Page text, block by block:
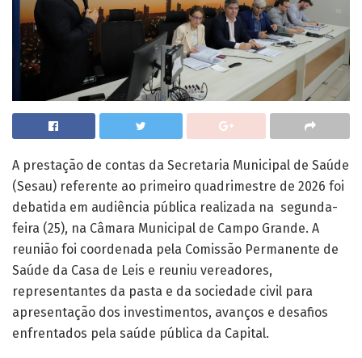
A prestação de contas da Secretaria Municipal de Saúde
(Sesau) referente ao primeiro quadrimestre de 2026 foi
debatida em audiência pública realizada na segunda-
feira (25), na Câmara Municipal de Campo Grande. A
reunião foi coordenada pela Comissão Permanente de
Saúde da Casa de Leis e reuniu vereadores,
representantes da pasta e da sociedade civil para
apresentação dos investimentos, avanços e desafios
enfrentados pela saúde pública da Capital.